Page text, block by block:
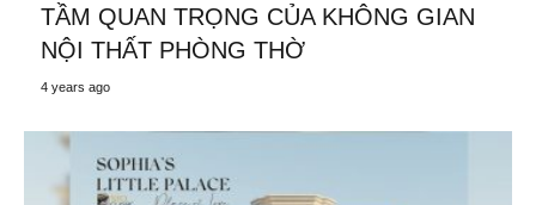
TẦM QUAN TRỌNG CỦA KHÔNG GIAN
NỘI THẤT PHÒNG THỜ
4 years ago